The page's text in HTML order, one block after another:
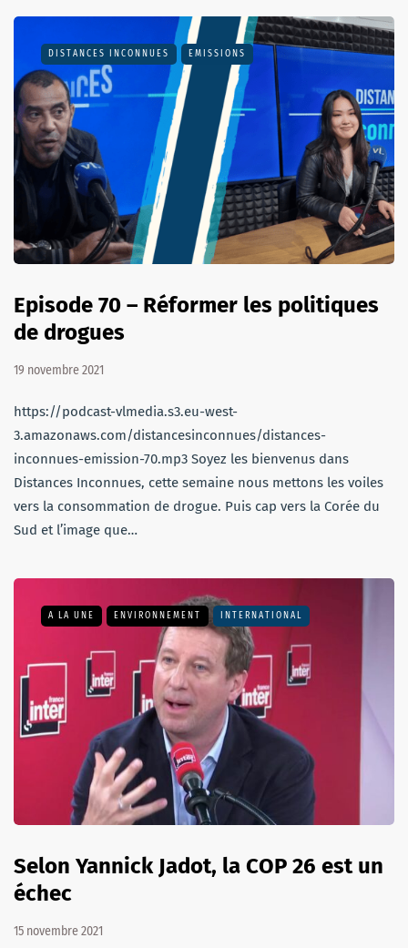
DISTANCES INCONNUES EMISSIONS
Episode 70 – Réformer les politiques
de drogues
19 novembre 2021
https://podcast-vlmedia.s3.eu-west-
3.amazonaws.com/distancesinconnues/distances-
inconnues-emission-70.mp3 Soyez les bienvenus dans
Distances Inconnues, cette semaine nous mettons les voiles
vers la consommation de drogue. Puis cap vers la Corée du
Sud et l’image que…
A LA UNE ENVIRONNEMENT INTERNATIONAL
Selon Yannick Jadot, la COP 26 est un
échec
15 novembre 2021